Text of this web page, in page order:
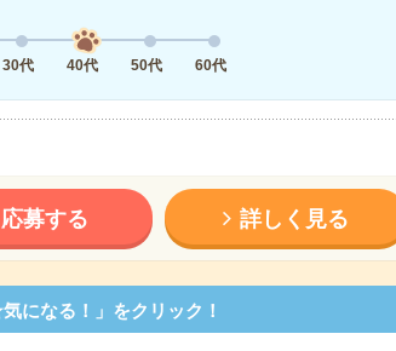
30代 40代 50代 60代
応募する 詳しく見る
になる！」をクリック！